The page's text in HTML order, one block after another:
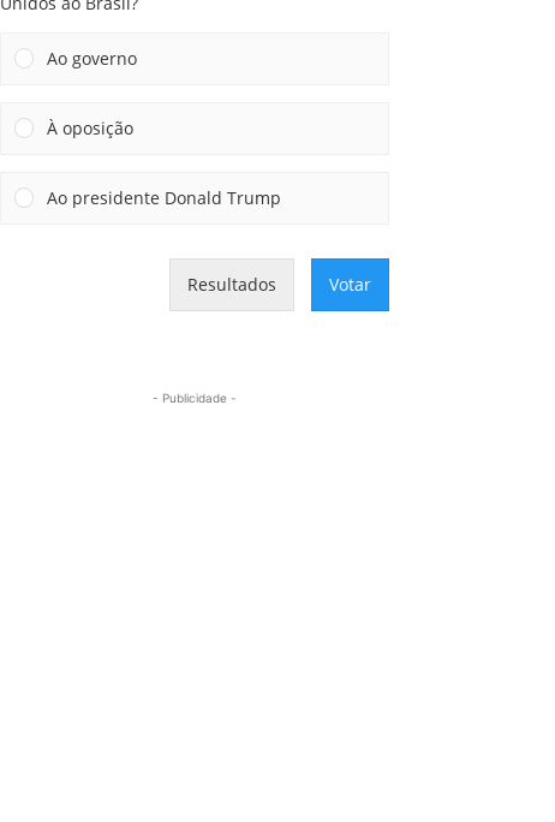
Ao governo
À oposição
Ao presidente Donald Trump
Resultados Votar
- Publicidade -